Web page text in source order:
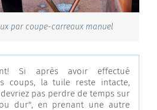
par coupe-carreaux manuel
Si après avoir effectué
coups, la tuile reste intacte,
pas perdre de temps sur
dur", en prenant une autre